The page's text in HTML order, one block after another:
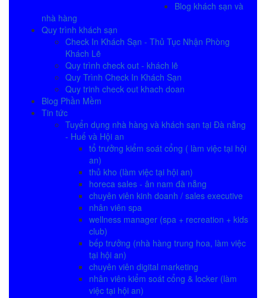
Blog khách sạn và
nhà hàng
Quy trình khách sạn
Check In Khách Sạn - Thủ Tục Nhận Phòng
Khách Lẽ
Quy trình check out - khách lẽ
Quy Trình Check In Khách Sạn
Quy trinh check out khach doan
Blog Phần Mềm
Tin tức
Tuyển dụng nhà hàng và khách sạn tại Đà nẵng
- Huế và Hội an
tổ trưởng kiểm soát cổng ( làm việc tại hội
an)
thủ kho (làm việc tại hội an)
horeca sales - ân nam đà nẵng
chuyên viên kinh doanh / sales executive
nhân viên spa
wellness manager (spa + recreation + kids
club)
bếp trưởng (nhà hàng trung hoa, làm việc
tại hội an)
chuyên viên digital marketing
nhân viên kiểm soát cổng & locker (làm
việc tại hội an)